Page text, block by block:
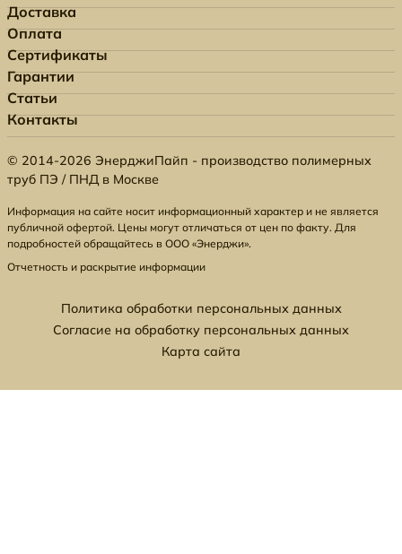
Доставка
Оплата
Сертификаты
Гарантии
Статьи
Контакты
© 2014-2026 ЭнерджиПайп - производство полимерных
труб ПЭ / ПНД в Москве
Информация на сайте носит информационный характер и не является
публичной офертой. Цены могут отличаться от цен по факту. Для
подробностей обращайтесь в ООО «Энерджи».
Отчетность и раскрытие информации
Политика обработки персональных данных
Согласие на обработку персональных данных
Карта сайта